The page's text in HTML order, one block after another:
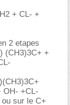
+ CL- +
2 etapes
(CH3)3C+ +
OH- +CL-
sur le C+